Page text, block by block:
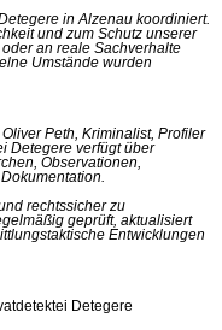
in Alzenau koordiniert.
und zum Schutz unserer
an reale Sachverhalte
Umstände wurden
Peth, Kriminalist, Profiler
Detegere verfügt über
Observationen,
rechtssicher zu
geprüft, aktualisiert
Entwicklungen